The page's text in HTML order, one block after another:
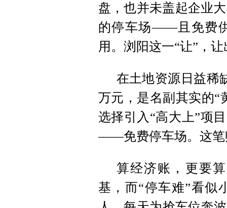
盘，也并未盖起企业
的停车场——且免费
用。浏阳这一“让”，
在土地资源日益稀
万元，是名副其实的“
选择引入“高大上”项
——免费停车场。这笔
算经济账，更要
基，而“停车难”看似